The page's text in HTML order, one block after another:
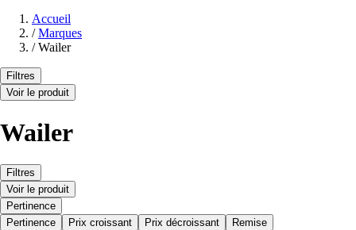
Accueil
/ Marques
/ Wailer
Filtres
Voir le produit
Wailer
Filtres
Voir le produit
Pertinence
Pertinence
Prix croissant Prix décroissant Remise